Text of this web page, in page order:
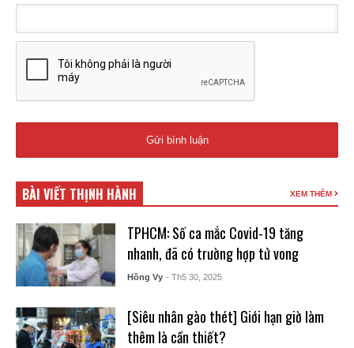
BÀI VIẾT THỊNH HÀNH XEM THÊM
TPHCM: Số ca mắc Covid-19 tăng
nhanh, đã có trường hợp tử vong
Hồng Vy - Th5 30, 2025
[Siêu nhân gào thét] Giới hạn giờ làm
thêm là cần thiết?